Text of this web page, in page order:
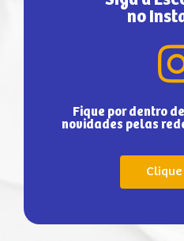
no
Fique por dentro
novidades pelas
Clique